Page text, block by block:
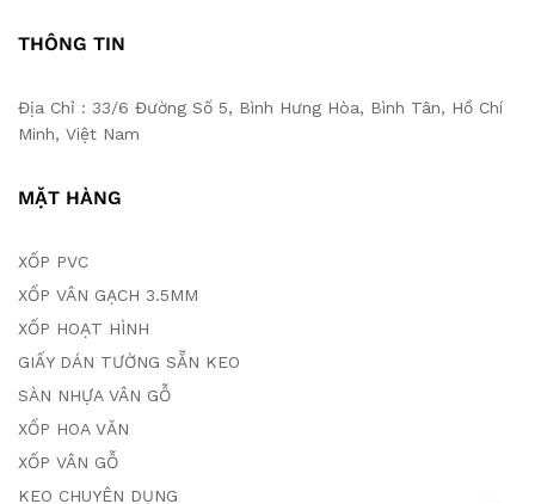
THÔNG TIN
Địa Chỉ : 33/6 Đường Số 5, Bình Hưng Hòa, Bình Tân, Hồ Chí
Minh, Việt Nam
MẶT HÀNG
XỐP PVC
XỐP VÂN GẠCH 3.5MM
XỐP HOẠT HÌNH
GIẤY DÁN TƯỜNG SẴN KEO
SÀN NHỰA VÂN GỖ
XỐP HOA VĂN
XỐP VÂN GỖ
KEO CHUYÊN DỤNG